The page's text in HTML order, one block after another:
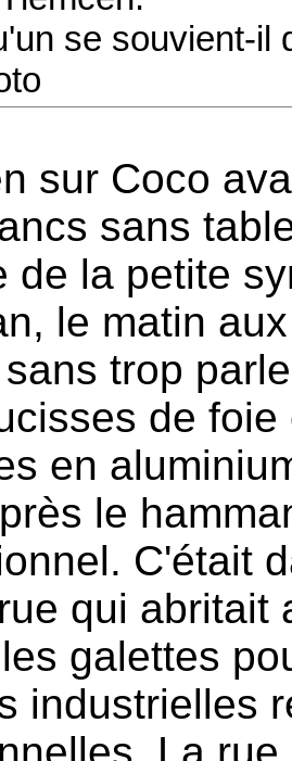
se souvient-il
sur Coco
sans
de la petite
le matin
trop
de
en
le
C'était
qui abritait
galettes
industrielles